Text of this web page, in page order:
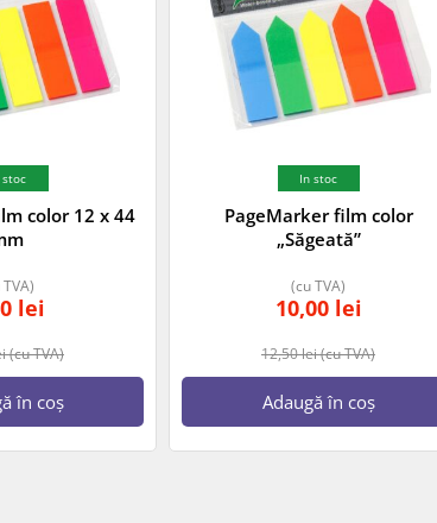
stoc
color 12 x 44
(cu TVA)
lei
în coș
In stoc
PageMarker film color
„Săgeată”
12,50lei(cu TVA)
10,00 lei
(cu TVA)
Adaugă în coș